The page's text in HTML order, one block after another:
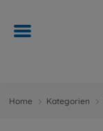
Home Kategorien